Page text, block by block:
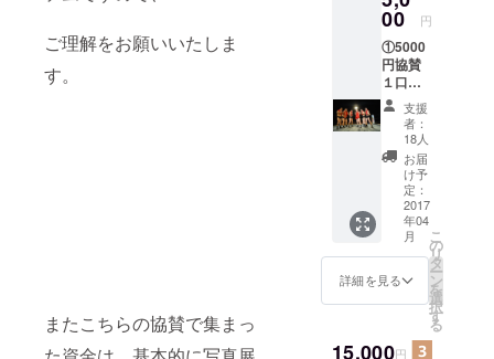
ご理解をお願いいたしま
す。
またこちらの協賛で集まっ
いる。
また初心者
からでも
しっかりわ
フォト認定
講座」の監
め、
をかまえ
※複数口
頼んで
頂いた
場合で
も、写
真は同
じもの
をお届
けしま
す ※台
紙、額
などは
つきま
せん
00 円
①5000
円協賛
１口に
つき、
A4サイ
ズ写真
を１枚
お届け
しま
す。
「猪
木、猪
木、猪
木VS猪
木、猪
木、猪
合写真
支援
者：
18人
お届
け予
定：
2017
年04
月
詳細を見る
こ
の
リ
タ
ー
ン
を
選
択
す
る
15,000円